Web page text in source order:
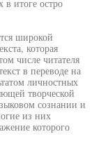
итоге остро
широкой
которая
числе читателя
в переводе на
личностных
творческой
сознании и
из них
которого